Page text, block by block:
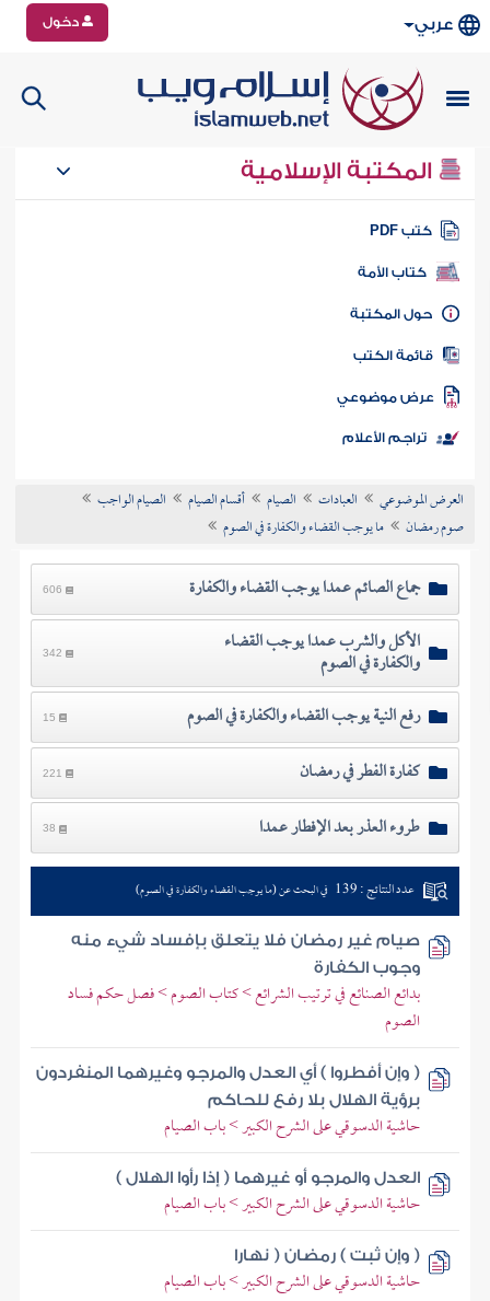
عربي دخول
المكتبة الإسلامية
كتب PDF
كتاب الأمة
المكتبة
الكتب
موضوعي
تراجم الأعلام
العرض الموضوعي العبادات الصيام أقسام الصيام
الصيام الواجب
صوم رمضان
ما يوجب القضاء والكفارة في الصوم
جماع الصائم عمدا يوجب القضاء والكفارة 606
الأكل والشرب عمدا يوجب القضاء
والكفارة في الصوم 342
رفع النية يوجب القضاء والكفارة في الصوم 15
كفارة الفطر في رمضان 221
طروء العذر بعد الإفطار عمدا 38
عدد النتائج : 139 في البحث عن (ما يوجب القضاء والكفارة في الصوم)
صيام غير رمضان فلا يتعلق بإفساد شيء منه
وجوب الكفارة
بدائع الصنائع في ترتيب الشرائع > كتاب الصوم > فصل حكم فساد
الصوم
( وإن أفطروا ) أي العدل والمرجو وغيرهما المنفردون
برؤية الهلال بلا رفع للحاكم
حاشية الدسوقي على الشرح الكبير > باب الصيام
العدل والمرجو أو غيرهما ( إذا رأوا الهلال )
حاشية الدسوقي على الشرح الكبير > باب الصيام
( وإن ثبت ) رمضان ( نهارا
حاشية الدسوقي على الشرح الكبير > باب الصيام